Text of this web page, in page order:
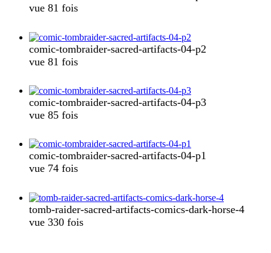
vue 81 fois
comic-tombraider-sacred-artifacts-04-p2
vue 81 fois
comic-tombraider-sacred-artifacts-04-p3
vue 85 fois
comic-tombraider-sacred-artifacts-04-p1
vue 74 fois
tomb-raider-sacred-artifacts-comics-dark-horse-4
vue 330 fois